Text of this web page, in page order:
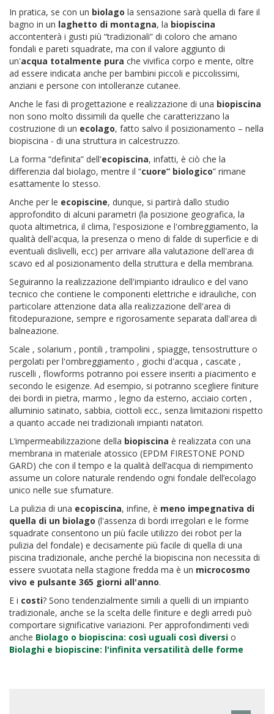
In pratica, se con un biolago la sensazione sarà quella di fare il
bagno in un laghetto di montagna, la biopiscina
accontenterà i gusti più “tradizionali” di coloro che amano
fondali e pareti squadrate, ma con il valore aggiunto di
un'acqua totalmente pura che vivifica corpo e mente, oltre
ad essere indicata anche per bambini piccoli e piccolissimi,
anziani e persone con intolleranze cutanee.
Anche le fasi di progettazione e realizzazione di una biopiscina
non sono molto dissimili da quelle che caratterizzano la
costruzione di un ecolago, fatto salvo il posizionamento – nella
biopiscina - di una struttura in calcestruzzo.
La forma “definita” dell'ecopiscina, infatti, è ciò che la
differenzia dal biolago, mentre il “cuore” biologico” rimane
esattamente lo stesso.
Anche per le ecopiscine, dunque, si partirà dallo studio
approfondito di alcuni parametri (la posizione geografica, la
quota altimetrica, il clima, l'esposizione e l'ombreggiamento, la
qualità dell'acqua, la presenza o meno di falde di superficie e di
eventuali dislivelli, ecc) per arrivare alla valutazione dell'area di
scavo ed al posizionamento della struttura e della membrana.
Seguiranno la realizzazione dell'impianto idraulico e del vano
tecnico che contiene le componenti elettriche e idrauliche, con
particolare attenzione data alla realizzazione dell'area di
fitodepurazione, sempre e rigorosamente separata dall'area di
balneazione.
Scale , solarium , pontili , trampolini , spiagge, tensostrutture o
pergolati per l'ombreggiamento , giochi d'acqua , cascate ,
ruscelli , flowforms potranno poi essere inseriti a piacimento e
secondo le esigenze. Ad esempio, si potranno scegliere finiture
dei bordi in pietra, marmo , legno da esterno, acciaio corten ,
alluminio satinato, sabbia, ciottoli ecc., senza limitazioni rispetto
a quanto accade nei tradizionali impianti natatori.
L’impermeabilizzazione della biopiscina è realizzata con una
membrana in materiale atossico (EPDM FIRESTONE POND
GARD) che con il tempo e la qualità dell’acqua di riempimento
assume un colore naturale rendendo ogni fondale dell’ecolago
unico nelle sue sfumature.
La pulizia di una ecopiscina, infine, è meno impegnativa di
quella di un biolago (l'assenza di bordi irregolari e le forme
squadrate consentono un più facile utilizzo dei robot per la
pulizia del fondale) e decisamente più facile di quella di una
piscina tradizionale, anche perché la biopiscina non necessita di
essere svuotata nella stagione fredda ma è un microcosmo
vivo e pulsante 365 giorni all'anno.
E i costi? Sono tendenzialmente simili a quelli di un impianto
tradizionale, anche se la scelta delle finiture e degli arredi può
comportare significative variazioni. Per approfondimenti vedi
anche Biolago o biopiscina: così uguali così diversi o
Biolaghi e biopiscine: l'infinita versatilità delle forme